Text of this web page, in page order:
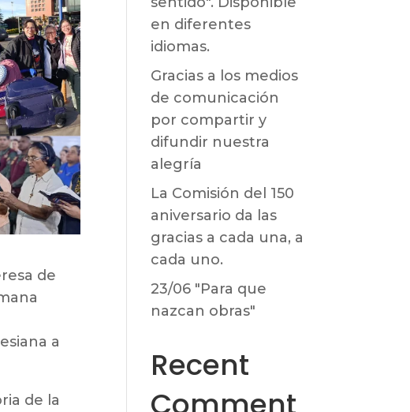
de
a
de la
en diferentes
idiomas.
Gracias a los medios
de comunicación
por compartir y
difundir nuestra
alegría
La Comisión del 150
aniversario da las
gracias a cada una, a
cada uno.
23/06 "Para que
nazcan obras"
Recent